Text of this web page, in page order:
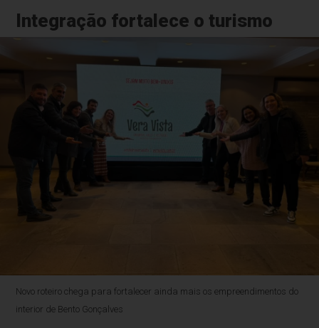
Integração fortalece o turismo
Novo roteiro chega para fortalecer ainda mais os empreendimentos do
interior de Bento Gonçalves